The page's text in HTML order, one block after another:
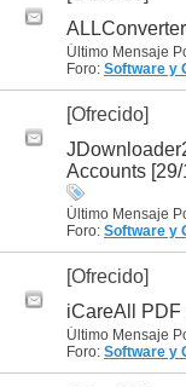
Último Mensaje
Foro: Software y
[Ofrecido]
Accounts [29/
Último Mensaje
Foro: Software y
[Ofrecido]
iCareAll PDF
Último Mensaje
Foro: Software y